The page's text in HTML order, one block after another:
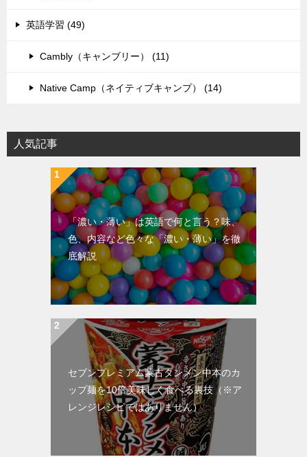
英語学習 (49)
Cambly（キャンブリー） (11)
Native Camp（ネイティブキャンプ） (14)
人気記事
「濃い・薄い」は英語で何と言う？味、
色、内容など色々な「濃い・薄い」を徹
底解説
セブンプレミアム蒙古タンメン中本のカ
ップ麺を10倍美味しく食べる裏技（※ア
レンジレシピではありません）